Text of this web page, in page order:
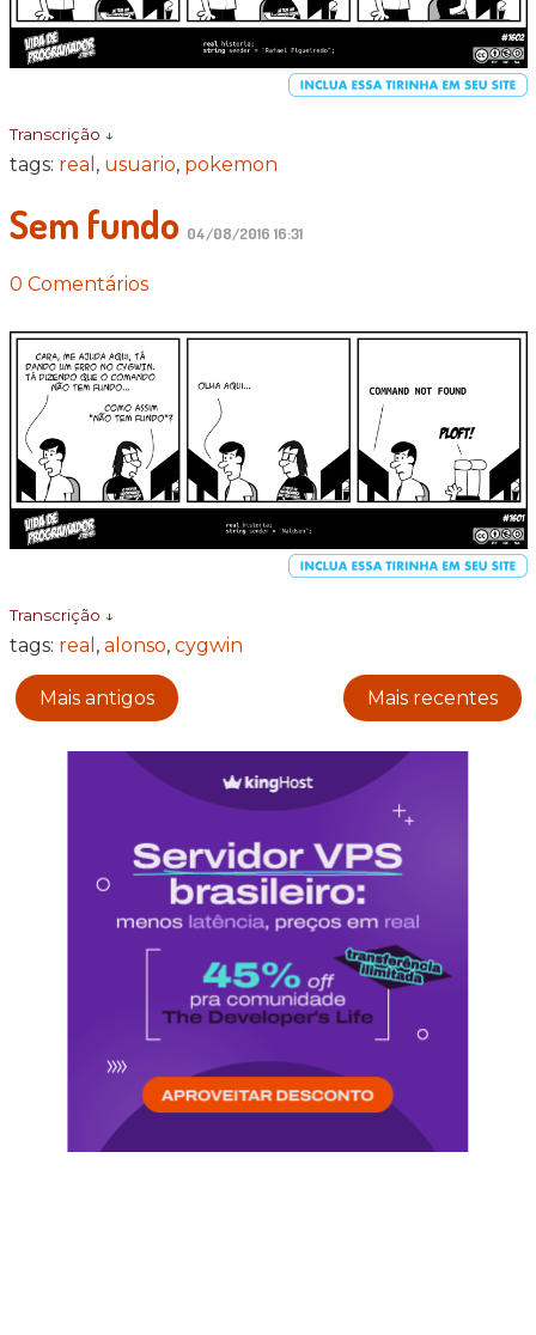
Transcrição ↓
tags: real , usuario, pokemon
Sem fundo 04/08/2016 16:31
0 Comentários
Transcrição ↓
tags: real , alonso, cygwin
Mais antigos Mais recentes